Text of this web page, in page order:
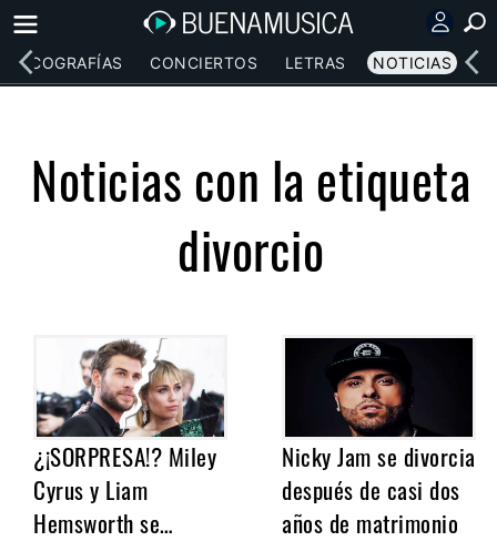
DISCOGRAFÍAS CONCIERTOS LETRAS NOTICIAS
Noticias con la etiqueta
divorcio
¿¡SORPRESA!? Miley
Cyrus y Liam
Hemsworth se…
Nicky Jam se divorcia
después de casi dos
años de matrimonio